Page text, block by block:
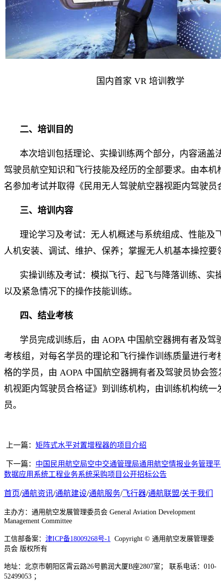
国内首家 VR 培训教学
二、培训目的
本次培训包括理论、实操训练两个部分，内容涵盖
驾驶员航空知识和飞行技能及经历的全部要求。由本机
名参加考试并取得《民用无人驾驶航空器视距内驾驶员
三、培训内容
理论学习及考试：无人机概述与系统组成、性能及
人机安装、调试、维护、保养；掌握无人机基本操控要
实操训练及考试：模拟飞行、起飞与降落训练、实
以及紧急情况下的操作技能训练。
四、结业考核
学员完成训练后，由 AOPA 中国航空器拥有者及驾
考核组，对每名学员的理论和飞行操作训练质量进行考
格的学员，由 AOPA 中国航空器拥有者及驾驶员协会
机视距内驾驶员合格证》到训练机构，由训练机构统一
员。
上一篇： 矩阵式水平对置增程器的项目介绍
下一篇： 中国民用航空局空中交通管理局通用航空情报业务管理
数据应用系统工程业务系统采购项目公开招标公告
首页/通航资讯/通航建设/通航服务/飞行器/通航联盟/关于我们
主办方：通用航空发展管理委员会 General Aviation Development
Management Committee
工信部备案： 津ICP备18009268号-1 Copyright © 通用航空发展管理委
员会 版权所有
地址：北京市朝阳区霄云路26号鹏润大厦B座2807室； 联系电话：010-
52499053 ；